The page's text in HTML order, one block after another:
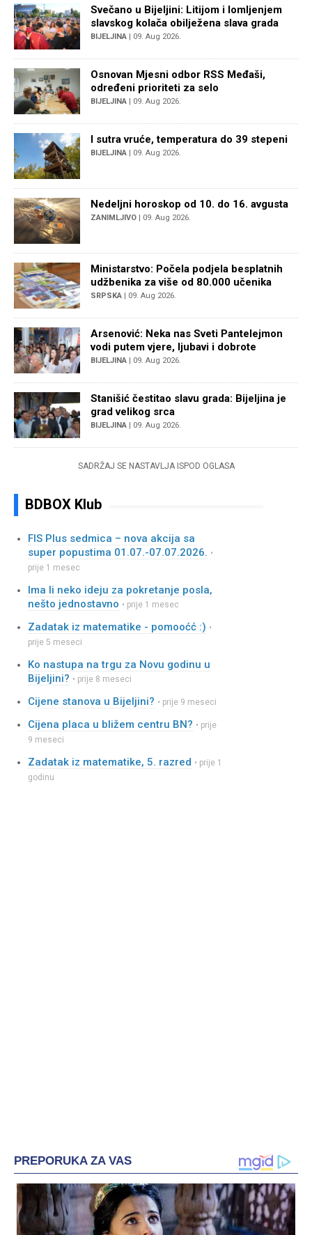
Svečano u Bijeljini: Litijom i lomljenjem
slavskog kolača obilježena slava grada
BIJELJINA | 09. Aug 2026.
Osnovan Mjesni odbor RSS Međaši,
određeni prioriteti za selo
BIJELJINA | 09. Aug 2026.
I sutra vruće, temperatura do 39 stepeni
BIJELJINA | 09. Aug 2026.
Nedeljni horoskop od 10. do 16. avgusta
ZANIMLJIVO | 09. Aug 2026.
Ministarstvo: Počela podjela besplatnih
udžbenika za više od 80.000 učenika
SRPSKA | 09. Aug 2026.
Arsenović: Neka nas Sveti Pantelejmon
vodi putem vjere, ljubavi i dobrote
BIJELJINA | 09. Aug 2026.
Stanišić čestitao slavu grada: Bijeljina je
grad velikog srca
BIJELJINA | 09. Aug 2026.
SADRŽAJ SE NASTAVLJA ISPOD OGLASA
BDBOX Klub
FIS Plus sedmica – nova akcija sa
super popustima 01.07.-07.07.2026. •
prije 1 mesec
Ima li neko ideju za pokretanje posla,
nešto jednostavno • prije 1 mesec
Zadatak iz matematike - pomooćć :) •
prije 5 meseci
Ko nastupa na trgu za Novu godinu u
Bijeljini? • prije 8 meseci
Cijene stanova u Bijeljini? • prije 9 meseci
Cijena placa u bližem centru BN? • prije
9 meseci
Zadatak iz matematike, 5. razred • prije 1
godinu